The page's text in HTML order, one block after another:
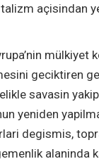
açisindan
mülkiyet
geciktiren
savasin
yeniden
degismis,
alaninda